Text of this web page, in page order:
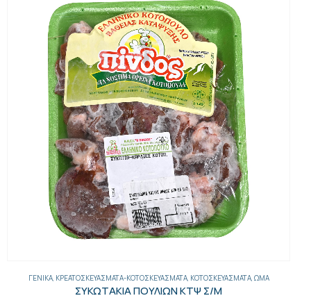
ΓΕΝΙΚΑ, ΚΡΕΑΤΟΣΚΕΥΆΣΜΑΤΑ-ΚΟΤΟΣΚΕΥΆΣΜΑΤΑ, ΚΟΤΟΣΚΕΥΆΣΜΑΤΑ, ΩΜΆ
ΣΥΚΩΤΑΚΙΑ ΠΟΥΛΙΩΝ ΚΤΨ Σ/Μ